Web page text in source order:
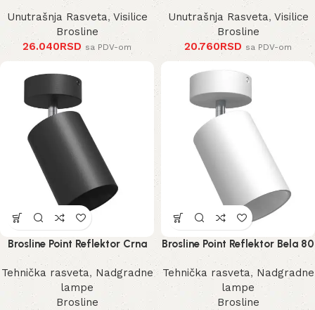
Unutrašnja Rasveta,Visilice
Brosline
26.040RSD sa PDV-om
Unutrašnja Rasveta,Visilice
Brosline
20.760RSD sa PDV-om
Brosline Point Reflektor Crna
80 mm 170 mm 2288 mm
Tehnička rasveta, Nadgradne
lampe
Brosline
Brosline Point Reflektor Bela 80
mm 170 mm 2289 mm
Tehnička rasveta, Nadgradne
lampe
Brosline